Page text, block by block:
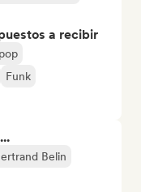
a recibir
Funk
Belin